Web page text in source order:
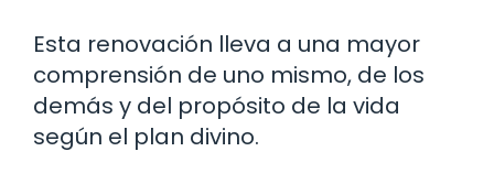
Esta renovación lleva a una mayor
comprensión de uno mismo, de los
demás y del propósito de la vida
según el plan divino.